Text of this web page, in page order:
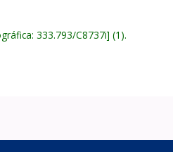
333.793/C8737i (1).